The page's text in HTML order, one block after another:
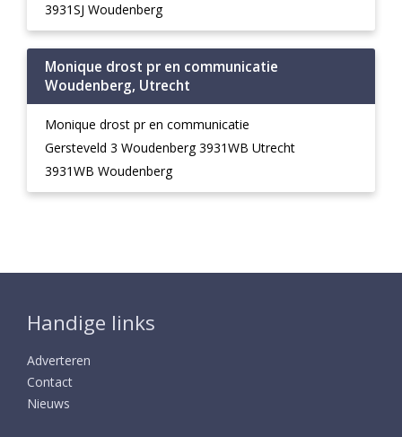
3931SJ Woudenberg
Monique drost pr en communicatie
Woudenberg, Utrecht
Monique drost pr en communicatie
Gersteveld 3 Woudenberg 3931WB Utrecht
3931WB Woudenberg
Handige links
Adverteren
Contact
Nieuws